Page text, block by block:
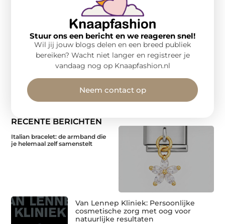
RECENTE BERICHTEN
Italian bracelet: de armband die
je helemaal zelf samenstelt
Van Lennep Kliniek: Persoonlijke
cosmetische zorg met oog voor
natuurlijke resultaten
Stuur ons een bericht en we reageren snel!
Wil jij jouw blogs delen en een breed publiek
bereiken? Wacht niet langer en registreer je
vandaag nog op Knaapfashion.nl
Neem contact op